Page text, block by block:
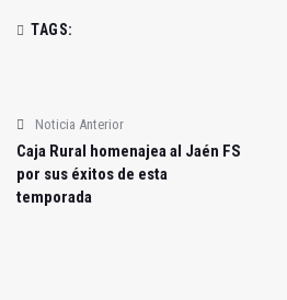
TAGS:
Noticia Anterior
Caja Rural homenajea al Jaén FS
por sus éxitos de esta
temporada